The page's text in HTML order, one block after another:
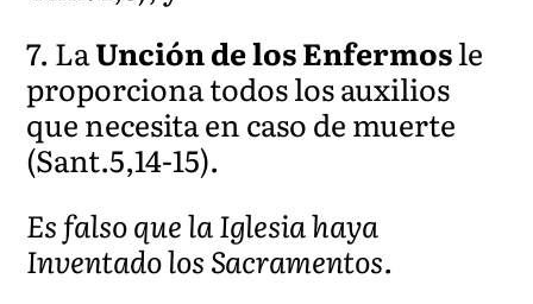
7. LaUnción de los Enfermosle
proporciona todos los auxilios
que necesita en caso de muerte
(Sant.5,14-15).
Es falso que la Iglesia haya
Inventado los Sacramentos.